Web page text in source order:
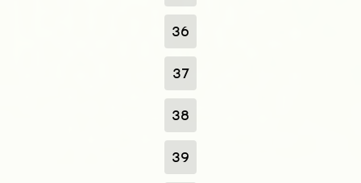
36
37
38
39